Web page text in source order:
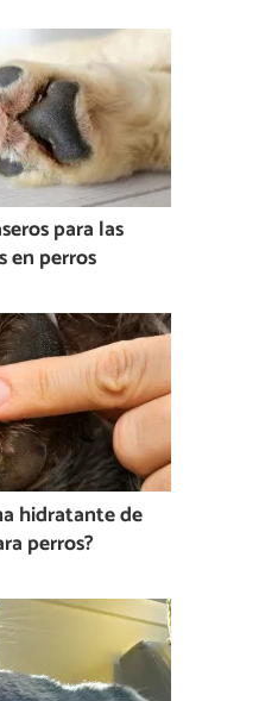
para las
en perros
hidratante de
perros?